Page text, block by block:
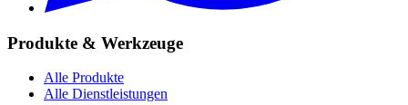
Produkte & Werkzeuge
Alle Produkte
Alle Dienstleistungen